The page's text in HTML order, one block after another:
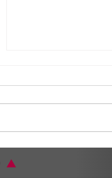
Mondego - 16/06
O nosso encontro de
com a Joana...